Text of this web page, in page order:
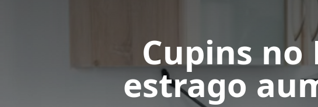
Cupins no
estrago